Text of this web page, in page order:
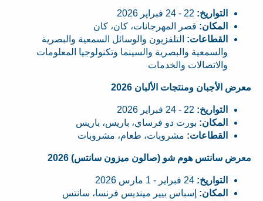
التواريخ:
المكان: قصر المهرجانات، كان، كان
القطاعات: التلفزيون والوسائل السمعية والبصرية
والسمعية والبصرية والسينما وتكنولوجيا المعلومات
والاتصالات والخدمات
معرض الأجبان ومنتجات الألبان 2026
التواريخ:
المكان: بورت دو فرساي، باريس، باريس
القطاعات: مشروبات، طعام، مشروبات
معرض سانتس هوم شو (صالون ميزون سانتس) 2026
التواريخ:
المكان: إسباس بيير مينديس فرنسا، سانتس